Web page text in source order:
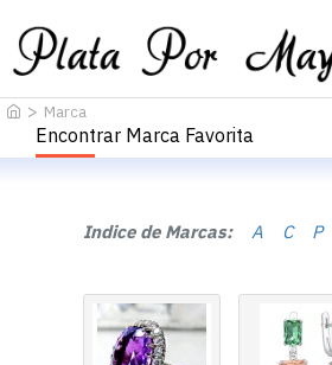
Marca
Encontrar Marca Favorita
Indice de Marcas: A C P